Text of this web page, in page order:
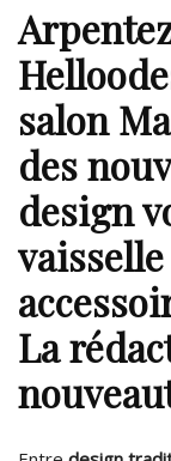
salon
des
design
La